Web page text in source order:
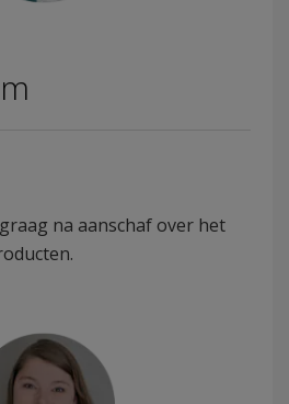
na aanschaf over het